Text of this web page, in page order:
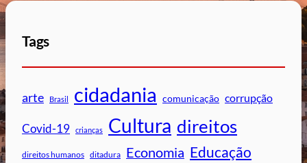
Tags
arte Brasil cidadania comunicação corrupção
Covid-19 crianças Cultura direitos
direitos humanos ditadura Economia Educação